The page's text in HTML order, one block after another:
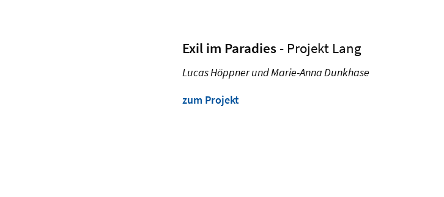
Exil im Paradies - Projekt Lang
Lucas Höppner und Marie-Anna Dunkhase
zum Projekt